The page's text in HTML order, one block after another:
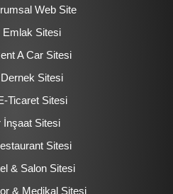
Web Site
Emlak Sitesi
A Car Sitesi
Dernek Sitesi
Ticaret Sitesi
İnşaat Sitesi
Sitesi
& Salon Sitesi
& Medikal Sitesi